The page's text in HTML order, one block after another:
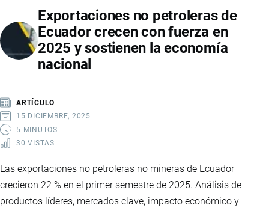
EL
PRECIO
MÍNIMO
DE
DE
BANANO
Exportaciones no petroleras de
Ecuador crecen con fuerza en
2025 y sostienen la economía
nacional
ARTÍCULO
15 DICIEMBRE, 2025
5 MINUTOS
30 VISTAS
Las exportaciones no petroleras no mineras de Ecuador
crecieron 22 % en el primer semestre de 2025. Análisis de
productos líderes, mercados clave, impacto económico y